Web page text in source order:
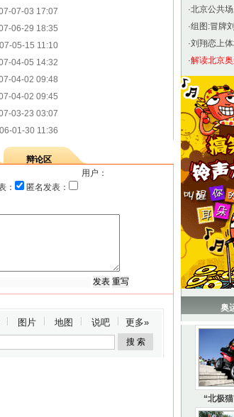
07-03 17:07
06-29 18:35
07-05-15 11:10
04-05 14:32
04-02 09:48
04-02 09:45
03-23 03:07
06-01-30 11:36
辩论区
用户：
：
匿名发表：
图片 地图 说吧 更多»
·北京公共
·组图:冒牌
·刘翔恋上
·解读北京
奥
“北极